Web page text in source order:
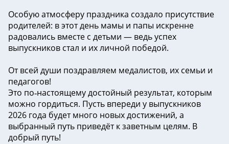
Особую атмосферу праздника создало присутствие
родителей: в этот день мамы и папы искренне
радовались вместе с детьми — ведь успех
выпускников стал и их личной победой.
От всей души поздравляем медалистов, их семьи и
педагогов!
Это по‑настоящему достойный результат, которым
можно гордиться. Пусть впереди у выпускников
2026 года будет много новых достижений, а
выбранный путь приведёт к заветным целям. В
добрый путь!